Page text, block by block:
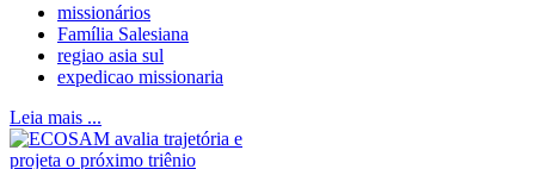
missionários
Família Salesiana
regiao asia sul
expedicao missionaria
Leia mais ...